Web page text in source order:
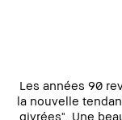
Les années 90
la nouvelle
givrées". Une